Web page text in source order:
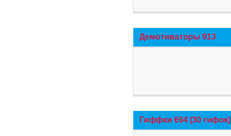
Демотиваторы 913
Гиффки 694 (30 гифок)